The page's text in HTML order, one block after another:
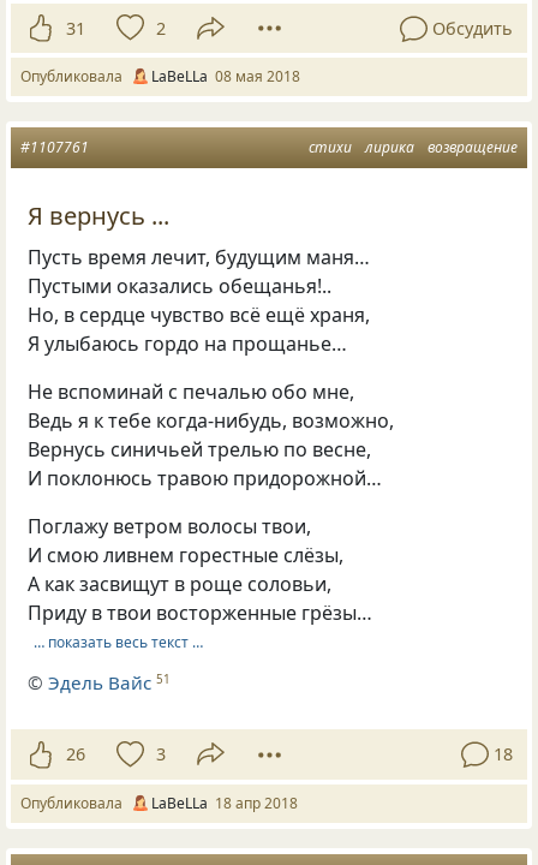
31 2 Обсудить
Опубликовала LaBeLLa 08 мая 2018
стихи лирика возвращение
#1107761
Я вернусь ...
Пусть время лечит, будущим маня…
Пустыми оказались обещанья!..
Но, в сердце чувство всё ещё храня,
Я улыбаюсь гордо на прощанье…
Не вспоминай с печалью обо мне,
Ведь я к тебе когда-нибудь, возможно,
Вернусь синичьей трелью по весне,
И поклонюсь травою придорожной…
Поглажу ветром волосы твои,
И смою ливнем горестные слёзы,
А как засвищут в роще соловьи,
Приду в твои восторженные грёзы…
… показать весь текст …
©Эдель Вайс 51
26 3 18
Опубликовала LaBeLLa 18 апр 2018